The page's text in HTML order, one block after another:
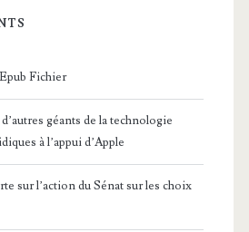
Fichier
géants de la technologie
à l’appui d’Apple
sur l’action du Sénat sur les choix